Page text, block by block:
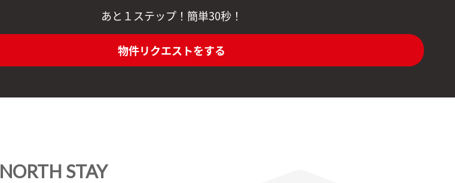
あと１ステップ！簡単30秒！
物件リクエストをする
NORTH STAY